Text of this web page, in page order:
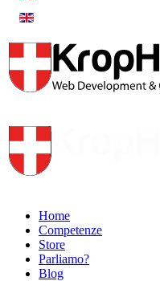
Home
Competenze
Store
Parliamo?
Blog